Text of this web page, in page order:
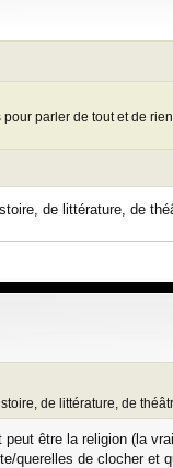
parler de tout et de
de littérature, de
de littérature, de
être la religion (la
querelles de clocher et